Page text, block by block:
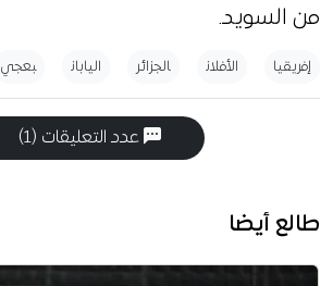
من السويد.
إفريقيا الأفلان الجزائر اليابان بعجي
عدد التعليقات (1)
طالع أيضا